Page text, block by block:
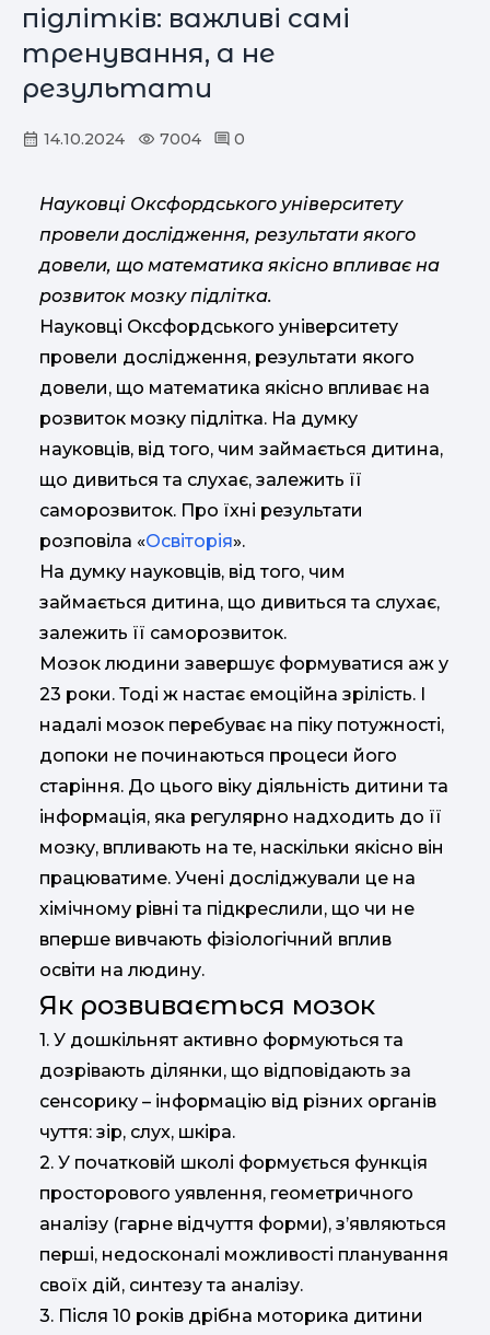
підлітків: важливі самі
тренування, а не
результати
14.10.2024 7004 0
Науковці Оксфордського університету
провели дослідження, результати якого
довели, що математика якісно впливає на
розвиток мозку підлітка.
Науковці Оксфордського університету
провели дослідження, результати якого
довели, що математика якісно впливає на
розвиток мозку підлітка. На думку
науковців, від того, чим займається дитина,
що дивиться та слухає, залежить її
саморозвиток. Про їхні результати
розповіла «Освіторія».
На думку науковців, від того, чим
займається дитина, що дивиться та слухає,
залежить її саморозвиток.
Мозок людини завершує формуватися аж у
23 роки. Тоді ж настає емоційна зрілість. І
надалі мозок перебуває на піку потужності,
допоки не починаються процеси його
старіння. До цього віку діяльність дитини та
інформація, яка регулярно надходить до її
мозку, впливають на те, наскільки якісно він
працюватиме. Учені досліджували це на
хімічному рівні та підкреслили, що чи не
вперше вивчають фізіологічний вплив
освіти на людину.
Як розвивається мозок
1️. У дошкільнят активно формуються та
дозрівають ділянки, що відповідають за
сенсорику – інформацію від різних органів
чуття: зір, слух, шкіра.
2️. У початковій школі формується функція
просторового уявлення, геометричного
аналізу (гарне відчуття форми), з’являються
перші, недосконалі можливості планування
своїх дій, синтезу та аналізу.
3️. Після 10 років дрібна моторика дитини